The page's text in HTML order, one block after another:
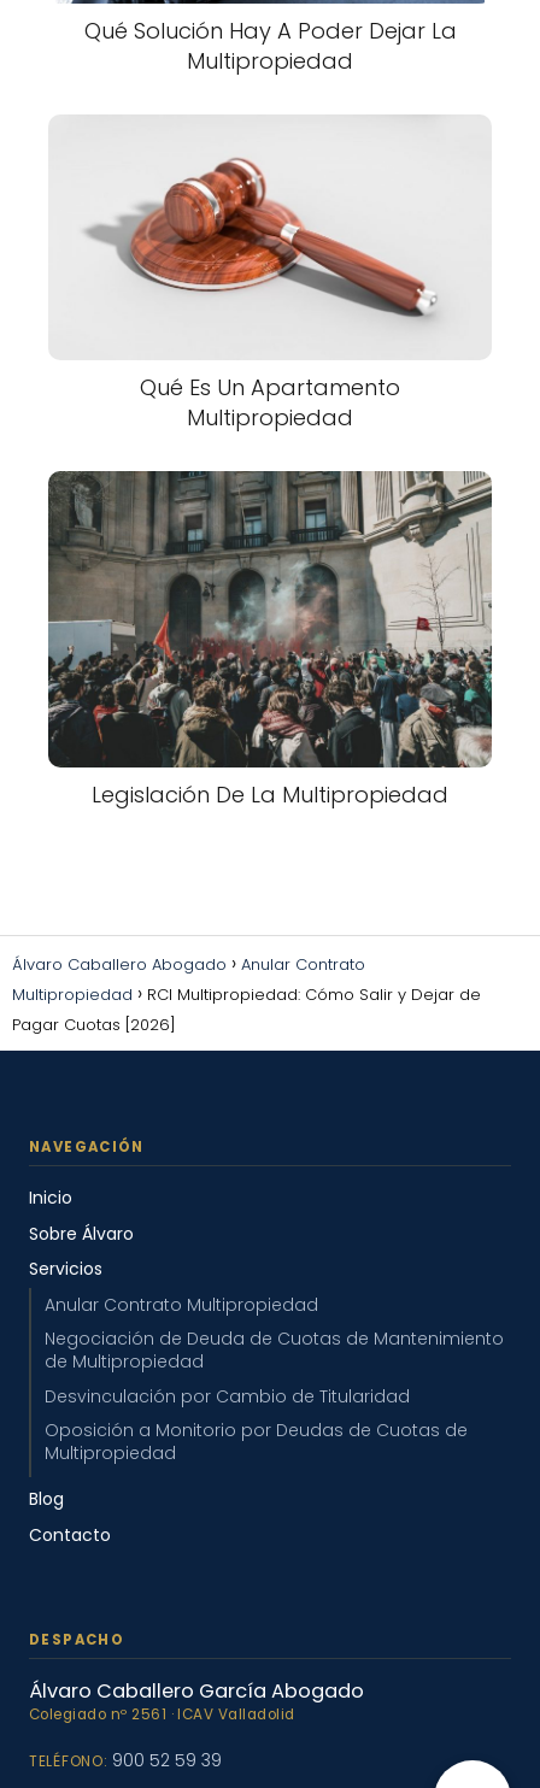
Qué Solución Hay A Poder Dejar La
Multipropiedad
Qué Es Un Apartamento
Multipropiedad
Legislación De La Multipropiedad
Álvaro Caballero Abogado
Anular Contrato
Multipropiedad
RCI Multipropiedad: Cómo Salir y Dejar de
Pagar Cuotas [2026]
Inicio
Sobre Álvaro
Servicios
Anular Contrato Multipropiedad
Negociación de Deuda de Cuotas de Mantenimiento
de Multipropiedad
Desvinculación por Cambio de Titularidad
Oposición a Monitorio por Deudas de Cuotas de
Multipropiedad
Blog
Contacto
Álvaro Caballero García Abogado
TELÉFONO: 900 52 59 39